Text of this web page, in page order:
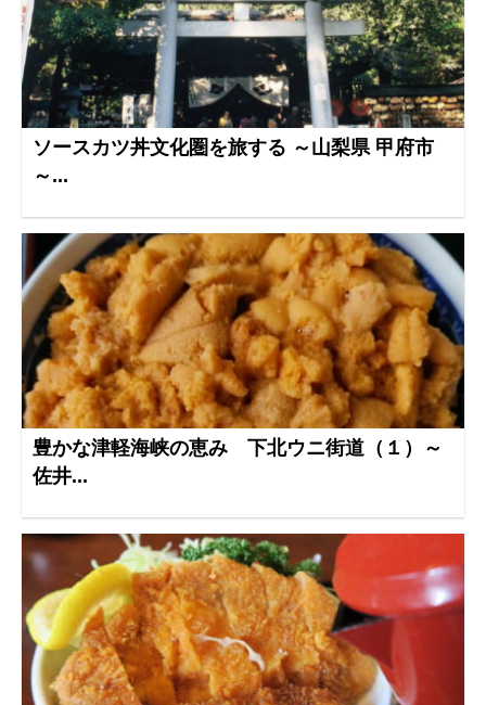
ソースカツ丼文化圏を旅する ～山梨県 甲府市
～...
豊かな津軽海峡の恵み 下北ウニ街道（１）～
佐井...